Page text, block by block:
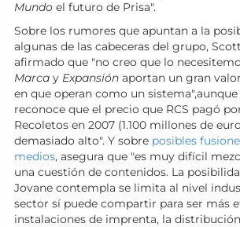
Mundo el futuro de Prisa".
Sobre los rumores que apuntan a la
algunas de las cabeceras del grupo,
afirmado que "no creo que lo
Marca y Expansión aportan un gran
en que operan como un
reconoce que el precio que RCS pagó
Recoletos en 2007 (1.100 millones de
demasiado alto". Y sobre posibles
medios, asegura que "es muy difícil
una cuestión de contenidos. La
Jovane contempla se limita al nivel
sector sí puede compartir para ser más
instalaciones de imprenta, la